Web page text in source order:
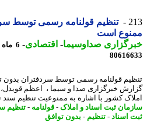
تنظیم قولنامه رسمی توسط
است
صداوسیما-اقتصادی-6 ماه پیش - یکشنبه 5 بهمن 1404، 14:50
قولنامه رسمی توسط سردفتران بدون
خبرگزاری صدا و سیما ، اعظم قویدل،
کشور با اشاره به ممنوعیت تنظیم سند تعهد
ثبت اسناد و املاک-قولنامه-تنظیم سند -
اسناد-تنظیم-بدون توافق